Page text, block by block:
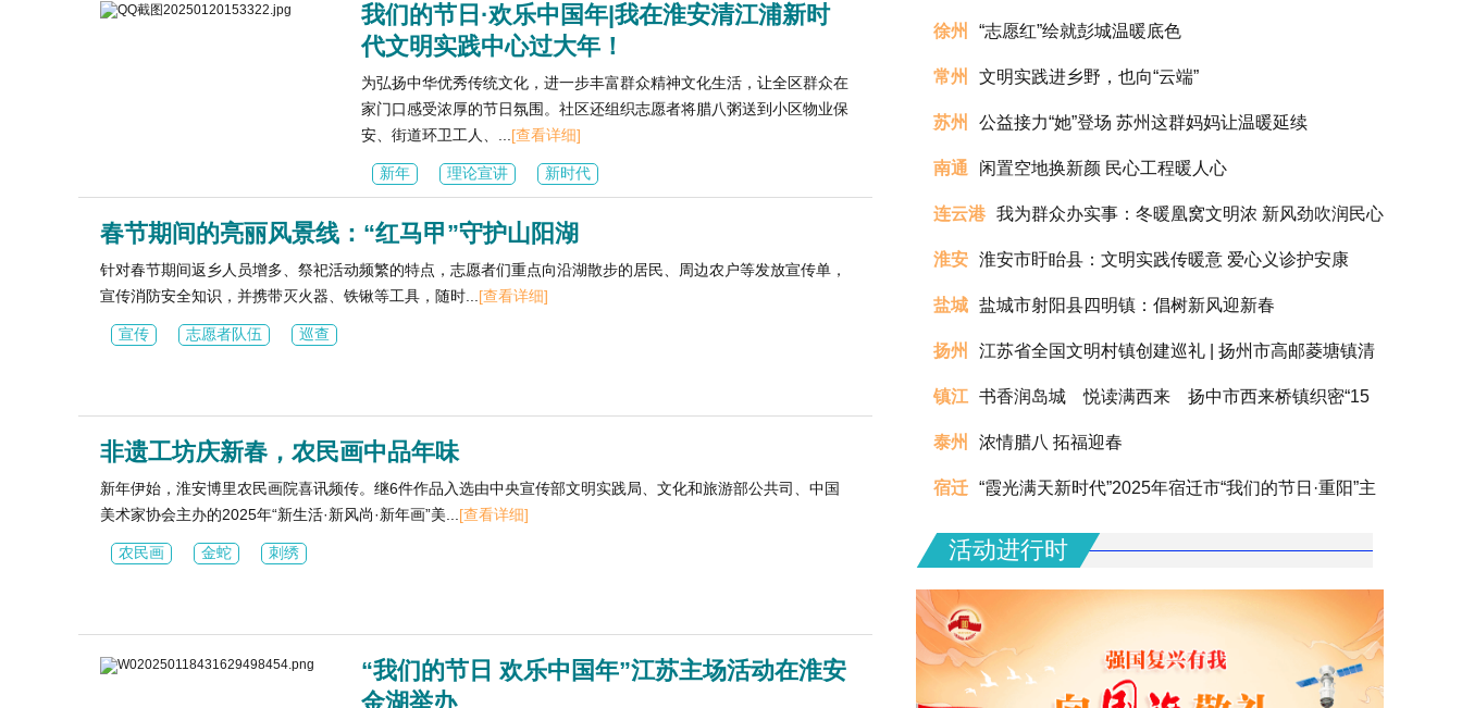
我们的节日·欢乐中国年|我在淮安清江浦新时
代文明实践中心过大年！
为弘扬中华优秀传统文化，进一步丰富群众精神文化生活，让全区群众在
家门口感受浓厚的节日氛围。社区还组织志愿者将腊八粥送到小区物业保
安、街道环卫工人、... [查看详细]
新年 理论宣讲 新时代
春节期间的亮丽风景线：“红马甲”守护山阳湖
针对春节期间返乡人员增多、祭祀活动频繁的特点，志愿者们重点向沿湖散步的居民、周边农户等发放宣传单，
宣传消防安全知识，并携带灭火器、铁锹等工具，随时... [查看详细]
宣传 志愿者队伍 巡查
非遗工坊庆新春，农民画中品年味
新年伊始，淮安博里农民画院喜讯频传。继6件作品入选由中央宣传部文明实践局、文化和旅游部公共司、中国
美术家协会主办的2025年“新生活·新风尚·新年画”美... [查看详细]
农民画 金蛇 刺绣
“我们的节日 欢乐中国年”江苏主场活动在淮安
金湖举办
治理融合的创新实践
徐州 “志愿红”绘就彭城温暖底色
常州 文明实践进乡野，也向“云端”
苏州 公益接力“她”登场 苏州这群妈妈让温暖延续
南通 闲置空地换新颜 民心工程暖人心
连云港 我为群众办实事：冬暖凰窝文明浓 新风劲吹润民心
淮安 淮安市盱眙县：文明实践传暖意 爱心义诊护安康
盐城 盐城市射阳县四明镇：倡树新风迎新春
扬州 江苏省全国文明村镇创建巡礼 | 扬州市高邮菱塘镇清
真村
镇江 书香润岛城 悦读满西来 扬中市西来桥镇织密“15
分钟阅读圈”滋养全龄人生
泰州 浓情腊八 拓福迎春
宿迁 “霞光满天新时代”2025年宿迁市“我们的节日·重阳”主
场活动圆满举办
活动进行时